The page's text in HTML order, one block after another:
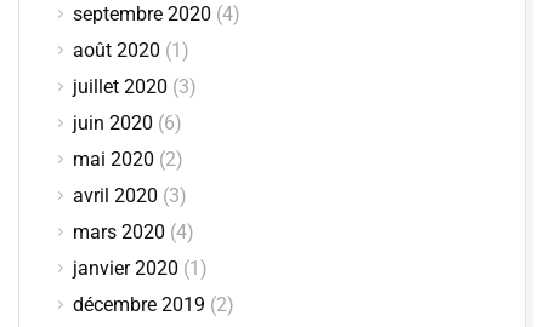
septembre 2020 (4)
août 2020 (1)
juillet 2020 (3)
juin 2020 (6)
mai 2020 (2)
avril 2020 (3)
mars 2020 (4)
janvier 2020 (1)
décembre 2019 (2)